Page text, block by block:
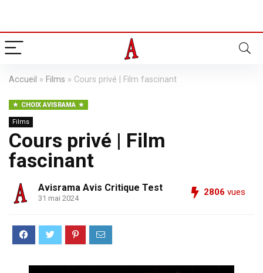
Accueil » Films » Cours privé | Film fascinant
CHOIX AVISRAMA
Films
Cours privé | Film
fascinant
Avisrama Avis Critique Test
31 mai 2024
2806 vues